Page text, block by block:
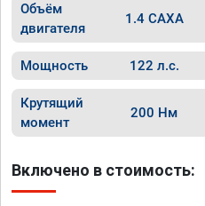
Объём
двигателя
1.4 CAXA
Мощность 122 л.с.
Крутящий
момент
200 Нм
Включено в стоимость: